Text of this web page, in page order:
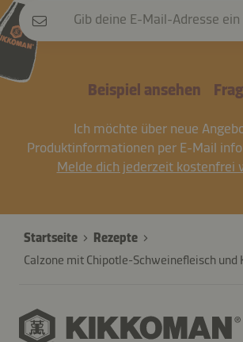
Gib deine E-Mail-Adresse ein
Beispiel ansehen
Ich möchte über neue
Produktinformationen per E-Mail
Melde dich jederzeit kostenfrei
Startseite
Rezepte
Calzone mit Chipotle-Schweinefleisch und